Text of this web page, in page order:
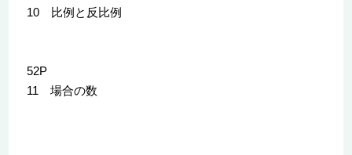
10 比例と反比例
52P
11 場合の数